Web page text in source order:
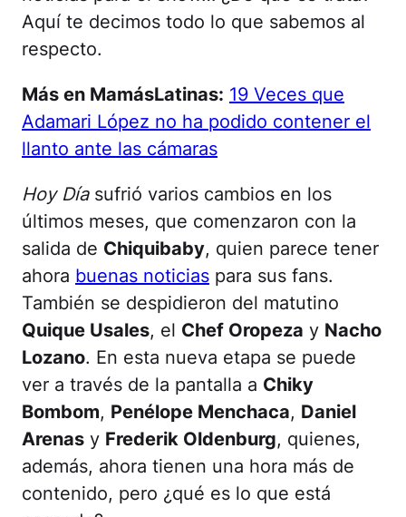
Aquí te decimos todo lo que sabemos al
respecto.
Más en MamásLatinas: 19 Veces que
Adamari López no ha podido contener el
llanto ante las cámaras
Hoy Díasufrió varios cambios en los
últimos meses, que comenzaron con la
salida de Chiquibaby, quien parece tener
ahora buenas noticias para sus fans.
También se despidieron del matutino
Quique Usales, el Chef Oropeza y Nacho
Lozano. En esta nueva etapa se puede
ver a través de la pantalla a Chiky
Bombom, Penélope Menchaca, Daniel
Arenas y Frederik Oldenburg, quienes,
además, ahora tienen una hora más de
contenido, pero ¿qué es lo que está